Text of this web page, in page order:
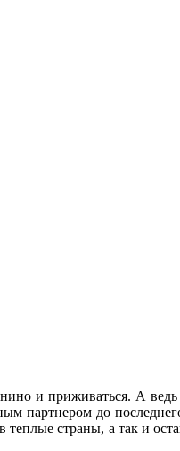
и приживаться. А
партнером до
страны, а так и